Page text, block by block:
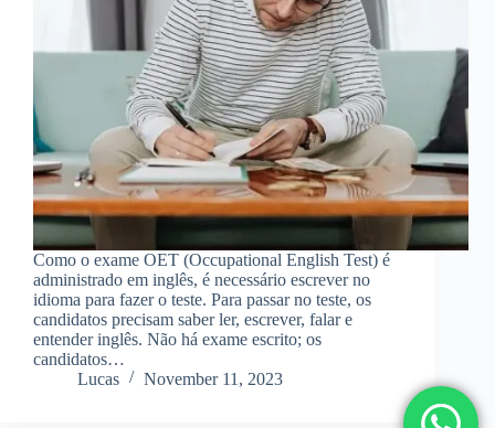
Como o exame OET (Occupational English Test) é
administrado em inglês, é necessário escrever no
idioma para fazer o teste. Para passar no teste, os
candidatos precisam saber ler, escrever, falar e
entender inglês. Não há exame escrito; os
candidatos…
Lucas
November 11, 2023